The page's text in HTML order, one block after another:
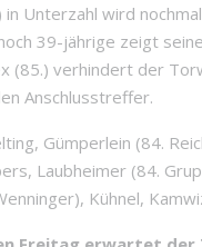
Unterzahl wird
39-jährige zeigt
(85.) verhindert der
Anschlusstreffer.
Gümperlein (84.
Laubheimer (84.
Kühnel,